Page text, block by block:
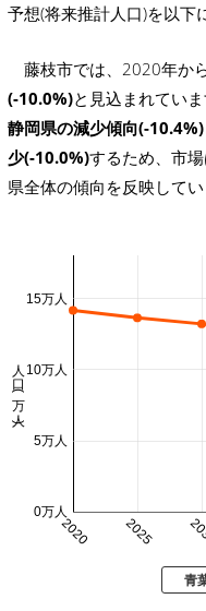
予想(将来推計人口)を以下
藤枝市では、2020年か
(-10.0%)と見込まれてい
静岡県の減少傾向(-
少(-10.0%)するため、市
県全体の傾向を反映してい
2020 2025
0万人
5万人
10万人
15万人
人口 (万人)
青